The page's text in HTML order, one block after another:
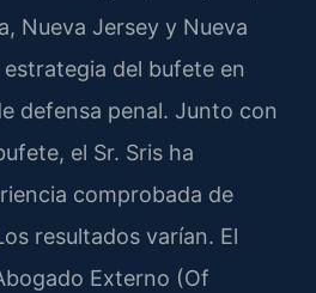
Nueva Jersey y Nueva
del bufete en
defensa penal. Junto con
el Sr. Sris ha
comprobada de
resultados varían. El
Externo (Of